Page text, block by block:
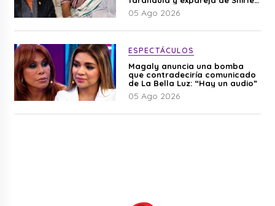
Cherres
05 Ago 2026
ESPECTÁCULOS
Magaly anuncia una bomba
que contradeciría comunicado
de La Bella Luz: “Hay un audio”
05 Ago 2026